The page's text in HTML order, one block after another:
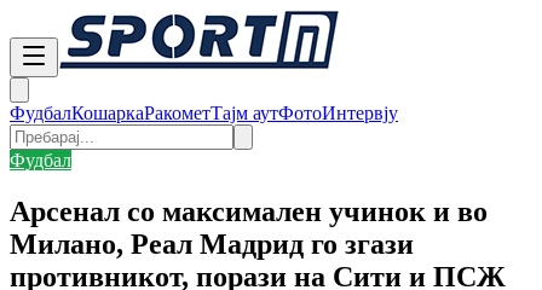
ФудбалКошаркаРакометТајм аутФотоИнтервју
Фудбал
Арсенал со максимален учинок и во
Милано, Реал Мадрид го згази
противникот, порази на Сити и ПСЖ